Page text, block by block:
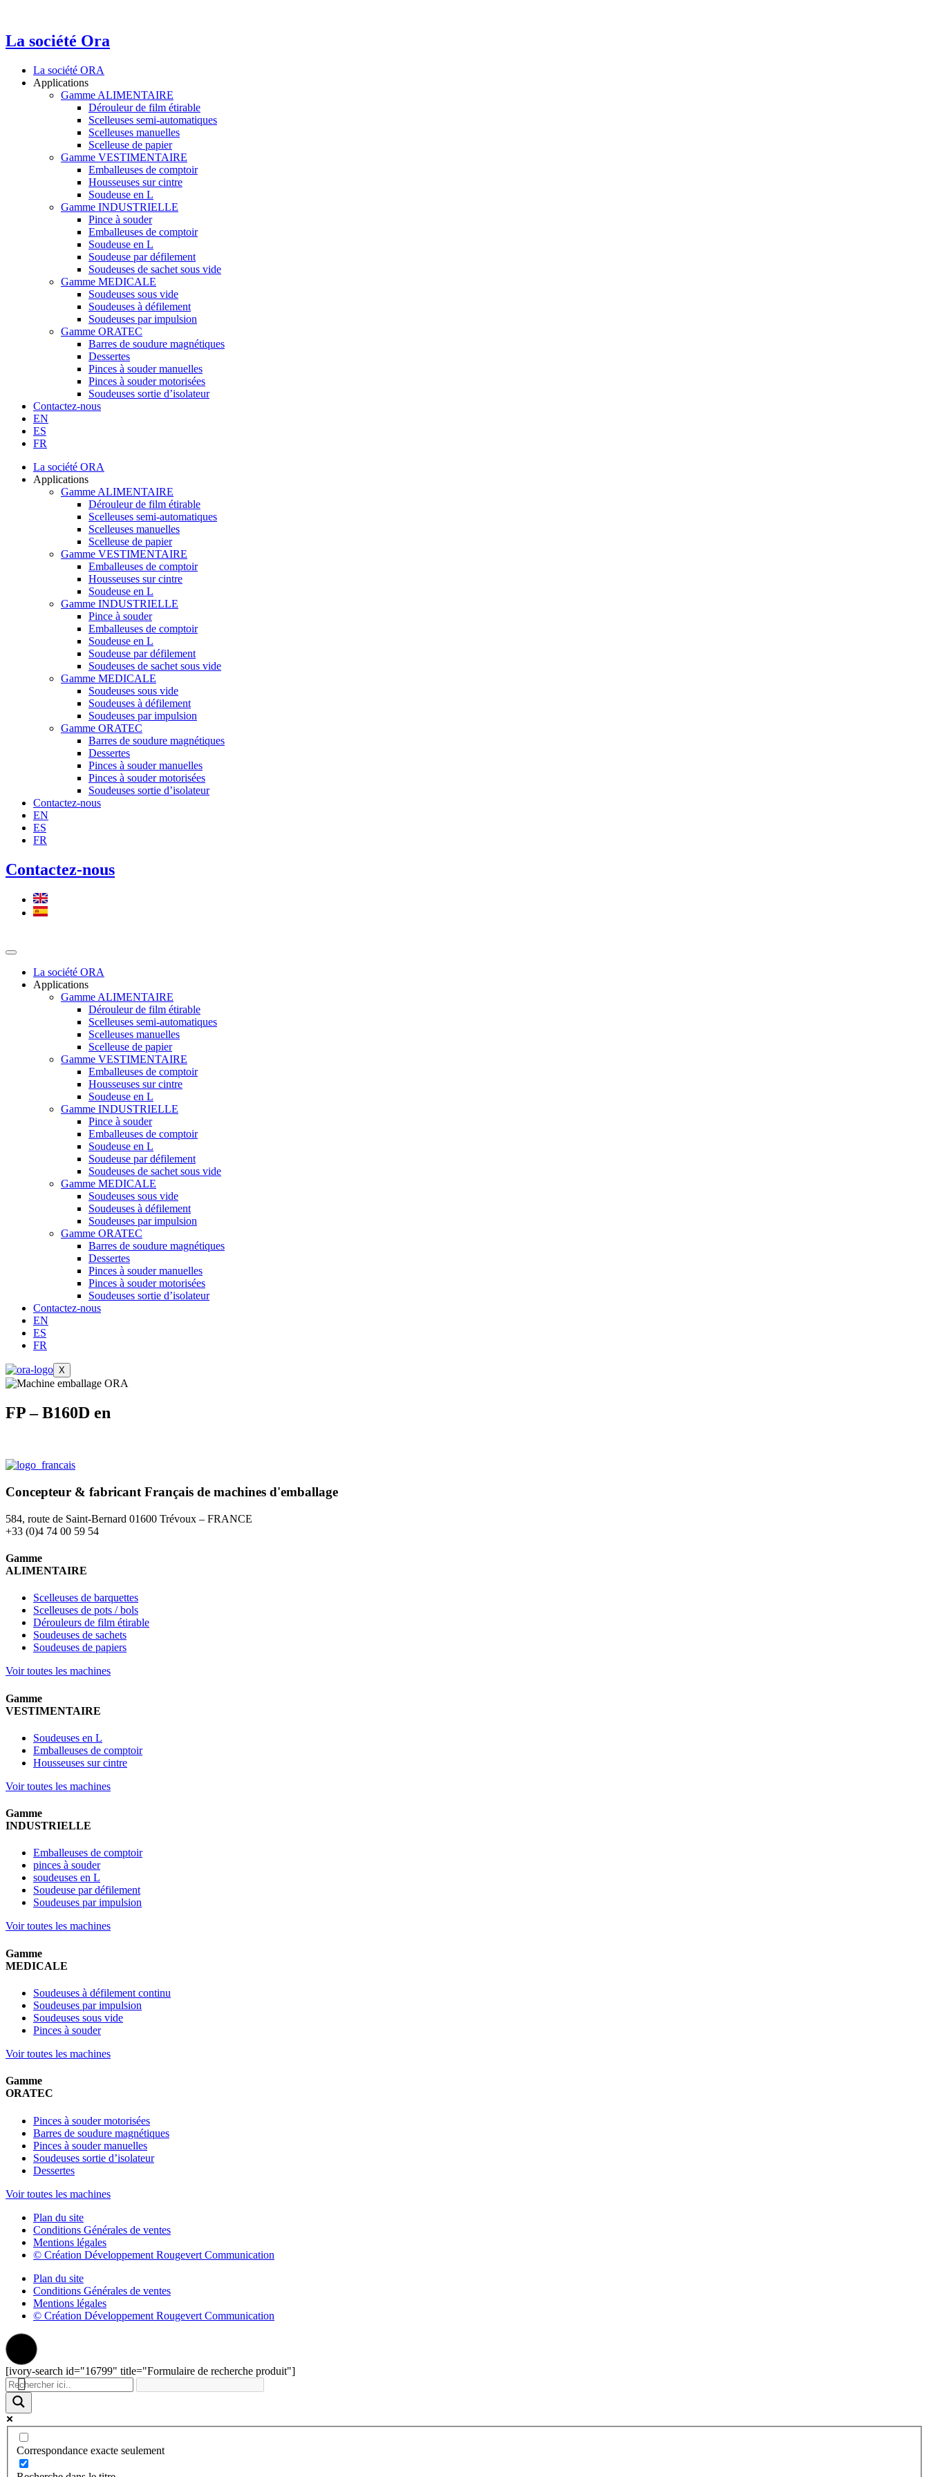
La société Ora
La société ORA
Applications
Gamme ALIMENTAIRE
Dérouleur de film étirable
Scelleuses semi-automatiques
Scelleuses manuelles
Scelleuse de papier
Gamme VESTIMENTAIRE
Emballeuses de comptoir
Housseuses sur cintre
Soudeuse en L
Gamme INDUSTRIELLE
Pince à souder
Emballeuses de comptoir
Soudeuse en L
Soudeuse par défilement
Soudeuses de sachet sous vide
Gamme MEDICALE
Soudeuses sous vide
Soudeuses à défilement
Soudeuses par impulsion
Gamme ORATEC
Barres de soudure magnétiques
Dessertes
Pinces à souder manuelles
Pinces à souder motorisées
Soudeuses sortie d’isolateur
Contactez-nous
EN
ES
FR
La société ORA
Applications
Gamme ALIMENTAIRE
Dérouleur de film étirable
Scelleuses semi-automatiques
Scelleuses manuelles
Scelleuse de papier
Gamme VESTIMENTAIRE
Emballeuses de comptoir
Housseuses sur cintre
Soudeuse en L
Gamme INDUSTRIELLE
Pince à souder
Emballeuses de comptoir
Soudeuse en L
Soudeuse par défilement
Soudeuses de sachet sous vide
Gamme MEDICALE
Soudeuses sous vide
Soudeuses à défilement
Soudeuses par impulsion
Gamme ORATEC
Barres de soudure magnétiques
Dessertes
Pinces à souder manuelles
Pinces à souder motorisées
Soudeuses sortie d’isolateur
Contactez-nous
EN
ES
FR
Contactez-nous
La société ORA
Applications
Gamme ALIMENTAIRE
Dérouleur de film étirable
Scelleuses semi-automatiques
Scelleuses manuelles
Scelleuse de papier
Gamme VESTIMENTAIRE
Emballeuses de comptoir
Housseuses sur cintre
Soudeuse en L
Gamme INDUSTRIELLE
Pince à souder
Emballeuses de comptoir
Soudeuse en L
Soudeuse par défilement
Soudeuses de sachet sous vide
Gamme MEDICALE
Soudeuses sous vide
Soudeuses à défilement
Soudeuses par impulsion
Gamme ORATEC
Barres de soudure magnétiques
Dessertes
Pinces à souder manuelles
Pinces à souder motorisées
Soudeuses sortie d’isolateur
Contactez-nous
EN
ES
FR
X
FP – B160D en
Concepteur & fabricant Français de machines d'emballage
584, route de Saint-Bernard 01600 Trévoux – FRANCE
+33 (0)4 74 00 59 54
Gamme
ALIMENTAIRE
Scelleuses de barquettes
Scelleuses de pots / bols
Dérouleurs de film étirable
Soudeuses de sachets
Soudeuses de papiers
Voir toutes les machines
Gamme
VESTIMENTAIRE
Soudeuses en L
Emballeuses de comptoir
Housseuses sur cintre
Voir toutes les machines
Gamme
INDUSTRIELLE
Emballeuses de comptoir
pinces à souder
soudeuses en L
Soudeuse par défilement
Soudeuses par impulsion
Voir toutes les machines
Gamme
MEDICALE
Soudeuses à défilement continu
Soudeuses par impulsion
Soudeuses sous vide
Pinces à souder
Voir toutes les machines
Gamme
ORATEC
Pinces à souder motorisées
Barres de soudure magnétiques
Pinces à souder manuelles
Soudeuses sortie d’isolateur
Dessertes
Voir toutes les machines
Plan du site
Conditions Générales de ventes
Mentions légales
© Création Développement Rougevert Communication
Plan du site
Conditions Générales de ventes
Mentions légales
© Création Développement Rougevert Communication
[ivory-search id="16799" title="Formulaire de recherche produit"]
Correspondance exacte seulement